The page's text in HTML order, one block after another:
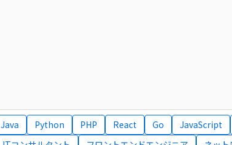
Java Python PHP React Go JavaScript